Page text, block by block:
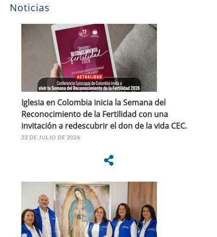
Noticias
Iglesia en Colombia inicia la Semana del
Reconocimiento de la Fertilidad con una
invitación a redescubrir el don de la vida CEC.
22 DE JULIO DE 2026